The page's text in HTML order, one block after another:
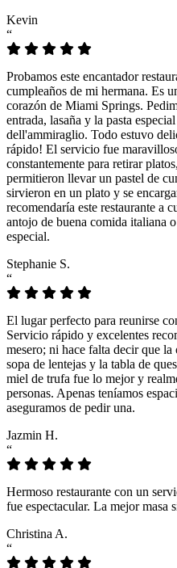
Kevin
“
Probamos este encantador
cumpleaños de mi hermana. Es
corazón de Miami Springs.
entrada, lasaña y la pasta
dell'ammiraglio. Todo estuvo
rápido! El servicio fue
constantemente para retirar
permitieron llevar un pastel de
sirvieron en un plato y se
recomendaría este restaurante a
antojo de buena comida italiana
especial.
Stephanie S.
“
El lugar perfecto para reunirse
Servicio rápido y excelentes
mesero; ni hace falta decir que
sopa de lentejas y la tabla de
miel de trufa fue lo mejor y
personas. Apenas teníamos
aseguramos de pedir una.
Jazmin H.
“
Hermoso restaurante con un
fue espectacular. La mejor masa
Christina A.
“